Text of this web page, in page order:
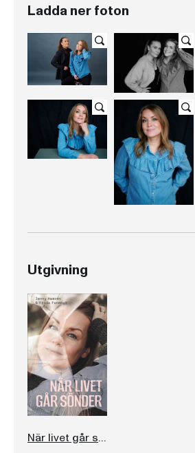
Ladda ner foton
Utgivning
När livet går sönder